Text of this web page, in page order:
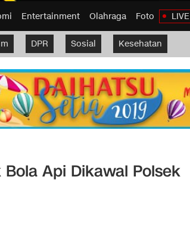
Entertainment Olahraga Foto LIVE
DPR Sosial Kesehatan
Api Dikawal Polsek